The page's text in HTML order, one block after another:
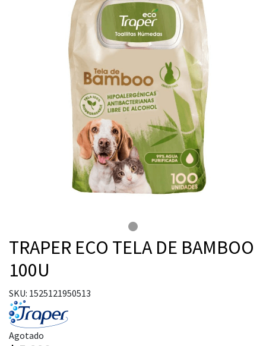
TRAPER ECO TELA DE BAMBOO
100U
SKU: 1525121950513
Agotado